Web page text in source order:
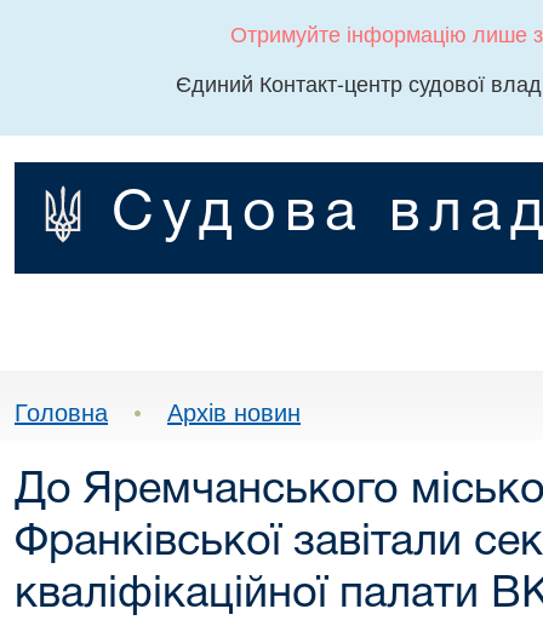
Отримуйте інформацію лише
Єдиний Контакт-центр судової
Судова
Головна • Архів новин
До Яремчанського
Франківської завітали
кваліфікаційної